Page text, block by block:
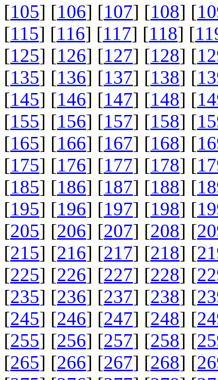
[105] [106] [107] [108] [
[115] [116] [117] [118] [
[125] [126] [127] [128] [
[135] [136] [137] [138] [
[145] [146] [147] [148] [
[155] [156] [157] [158] [
[165] [166] [167] [168] [
[175] [176] [177] [178] [
[185] [186] [187] [188] [
[195] [196] [197] [198] [
[205] [206] [207] [208] [
[215] [216] [217] [218] [
[225] [226] [227] [228] [
[235] [236] [237] [238] [
[245] [246] [247] [248] [
[255] [256] [257] [258] [
[265] [266] [267] [268] [